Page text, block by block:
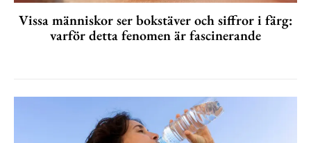
Vissa människor ser bokstäver och siffror i färg:
varför detta fenomen är fascinerande